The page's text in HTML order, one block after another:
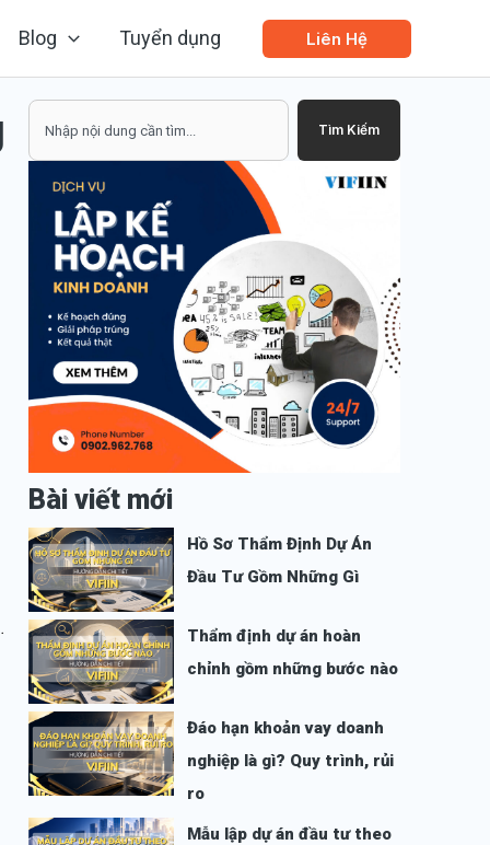
Blog Tuyển dụng Liên Hệ
Tìm Kiếm
Bài viết mới
Hồ Sơ Thẩm Định Dự Án
Đầu Tư Gồm Những Gì
Thẩm định dự án hoàn
chỉnh gồm những bước nào
Đáo hạn khoản vay doanh
nghiệp là gì? Quy trình, rủi
ro
Mẫu lập dự án đầu tư theo